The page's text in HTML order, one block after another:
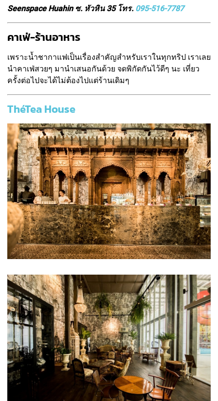
Seenspace Huahin ซ. หัวหิน 35 โทร. 095-516-7787
คาเฟ่-ร้านอาหาร
เพราะน้ำชากาแฟเป็นเรื่องสำคัญสำหรับเราในทุกทริป เราเลย
นำคาเฟ่สวยๆ มานำเสนอกันด้วย จดพิกัดกันไว้ดีๆ นะ เที่ยว
ครั้งต่อไปจะได้ไม่ต้องไปแต่ร้านเดิมๆ
ThéTea House